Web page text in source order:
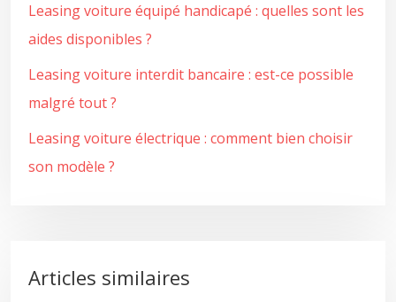
Leasing voiture équipé handicapé : quelles sont les
aides disponibles ?
Leasing voiture interdit bancaire : est-ce possible
malgré tout ?
Leasing voiture électrique : comment bien choisir
son modèle ?
Articles similaires